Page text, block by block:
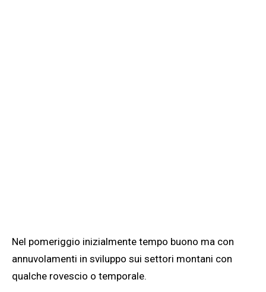
Nel pomeriggio inizialmente tempo buono ma con
annuvolamenti in sviluppo sui settori montani con
qualche rovescio o temporale.